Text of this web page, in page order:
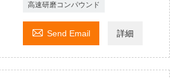
高速研磨コンパウンド
 Send Email 詳細